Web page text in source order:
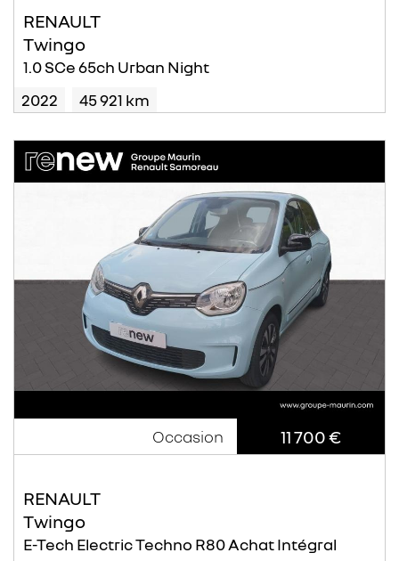
RENAULT
Twingo
1.0 SCe 65ch Urban Night
2022
45 921 km
Occasion 11 700 €
RENAULT
Twingo
E-Tech Electric Techno R80 Achat Intégral